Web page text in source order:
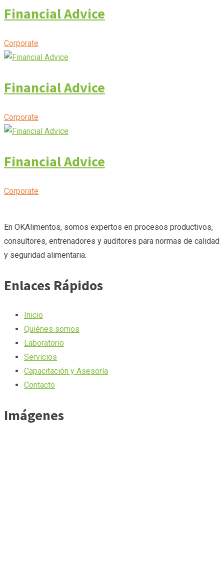
Financial Advice
Corporate
Financial Advice
Corporate
Financial Advice
Corporate
En OKAlimentos, somos expertos en procesos productivos,
consultores, entrenadores y auditores para normas de calidad
y seguridad alimentaria.
Enlaces Rápidos
Inicio
Quiénes somos
Laboratorio
Servicios
Capacitación y Asesoría
Contacto
Imágenes